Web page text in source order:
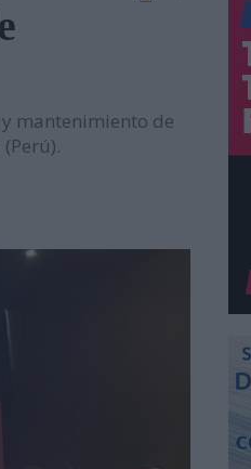
y
mantenimiento de